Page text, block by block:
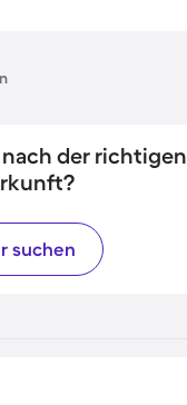
der richtigen
suchen